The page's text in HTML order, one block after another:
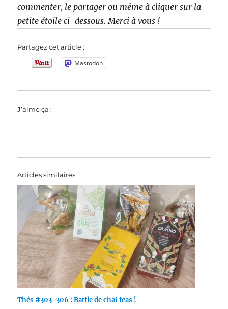
commenter, le partager ou même à cliquer sur la
petite étoile ci-dessous. Merci à vous !
Partagez cet article :
Mastodon
J’aime ça :
Articles similaires
Thés #303-306 : Battle de chai teas !